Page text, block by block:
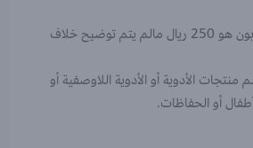
الحد الأقصى لخصم كوبون هو 250 ريال مالم يتم توضيح خلاف
الأدوية أو الأدوية اللاوصفية أو
أو الحفاظات.